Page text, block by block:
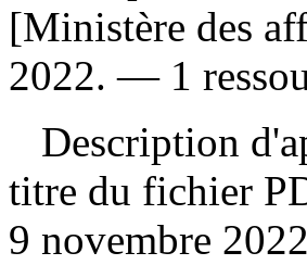
[Ministère des
2022. — 1
Description
titre du fichier
9 novembre